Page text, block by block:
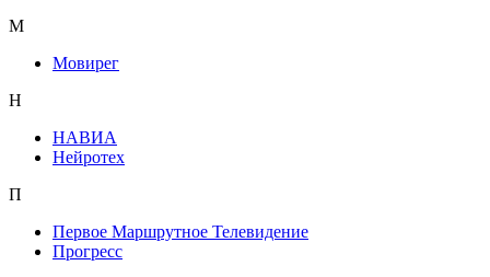
М
Мовирег
Н
НАВИА
Нейротех
П
Первое Маршрутное Телевидение
Прогресс